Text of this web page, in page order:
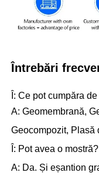
Întrebări
Î: Ce pot cumpăra
A: Geomembrană,
Geocompozit, Plasă
Î: Pot avea o mostră?
A: Da. Și eșantion